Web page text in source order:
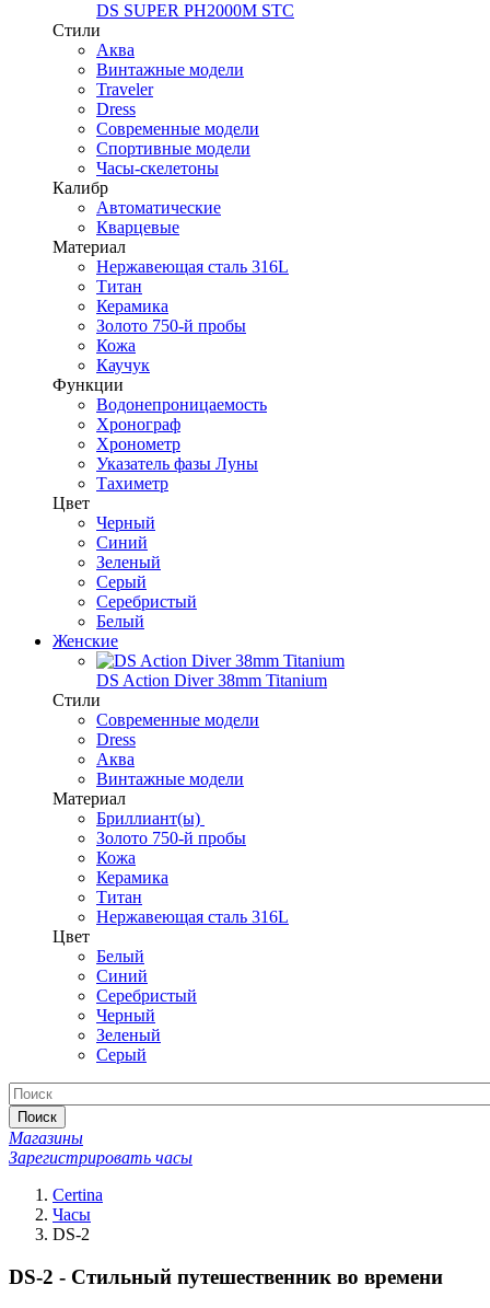
DS SUPER PH2000M STC
Стили
Аква
Винтажные модели
Traveler
Dress
Современные модели
Спортивные модели
Часы-скелетоны
Калибр
Автоматические
Кварцевые
Материал
Нержавеющая сталь 316L
Титан
Керамика
Золото 750-й пробы
Кожа
Каучук
Функции
Водонепроницаемость
Хронограф
Хронометр
Указатель фазы Луны
Тахиметр
Цвет
Черный
Синий
Зеленый
Серый
Серебристый
Белый
Женские
DS Action Diver 38mm Titanium
Стили
Современные модели
Dress
Аква
Винтажные модели
Материал
Бриллиант(ы)
Золото 750-й пробы
Кожа
Керамика
Титан
Нержавеющая сталь 316L
Цвет
Белый
Синий
Серебристый
Черный
Зеленый
Серый
Поиск
Магазины
Зарегистрировать часы
Certina
Часы
DS-2
DS-2 - Стильный путешественник во времени